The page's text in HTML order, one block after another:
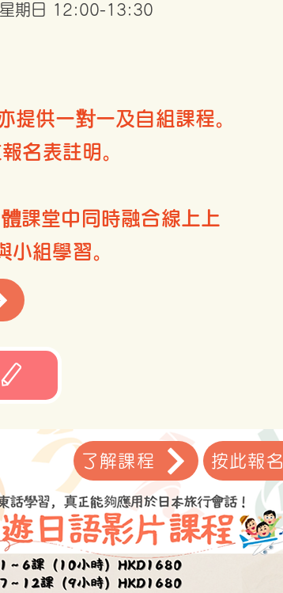
期日 12:00-13:30
供一對一及自組課程。
名表註明。
課堂中同時融合線上上
小組學習。
了解課程 按此報名